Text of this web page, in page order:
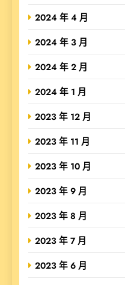
2024 年 4 月
2024 年 3 月
2024 年 2 月
2024 年 1 月
2023 年 12 月
2023 年 11 月
2023 年 10 月
2023 年 9 月
2023 年 8 月
2023 年 7 月
2023 年 6 月